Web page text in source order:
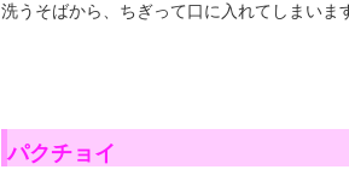
洗うそばから、ちぎって口に入れてしまいま
パクチョイ